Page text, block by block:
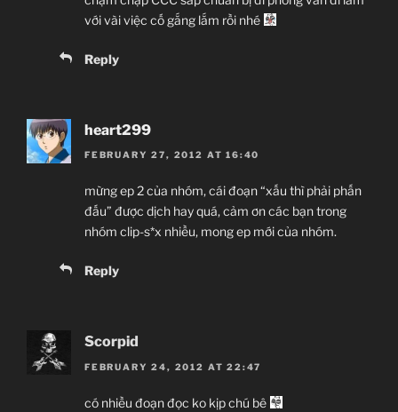
với vài việc cố gắng lắm rồi nhé
Reply
heart299
FEBRUARY 27, 2012 AT 16:40
mừng ep 2 của nhóm, cái đoạn “xấu thì phải phấn
đấu” được dịch hay quá, cảm ơn các bạn trong
nhóm clip-s*x nhiều, mong ep mới của nhóm.
Reply
Scorpid
FEBRUARY 24, 2012 AT 22:47
có nhiều đoạn đọc ko kịp chú bê